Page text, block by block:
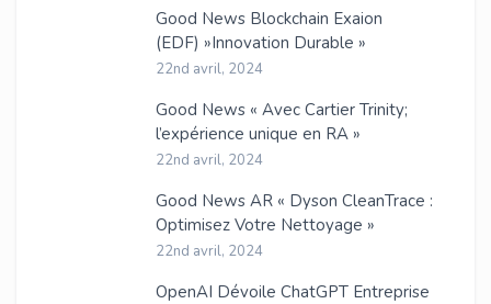
Good News Blockchain Exaion
(EDF) »Innovation Durable »
22nd avril, 2024
Good News « Avec Cartier Trinity;
l’expérience unique en RA »
22nd avril, 2024
Good News AR « Dyson CleanTrace :
Optimisez Votre Nettoyage »
22nd avril, 2024
OpenAI Dévoile ChatGPT Entreprise